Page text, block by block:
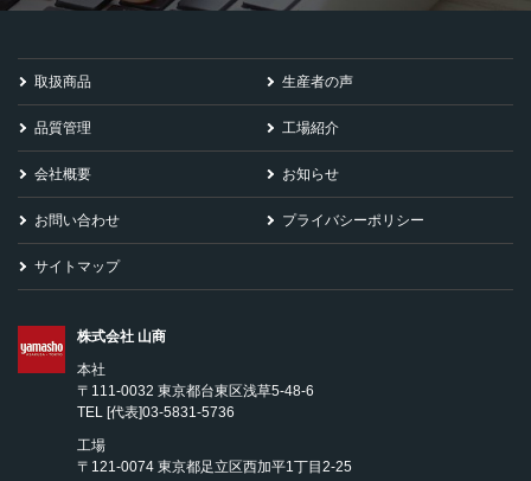
取扱商品 生産者の声
品質管理 工場紹介
会社概要 お知らせ
お問い合わせ プライバシーポリシー
サイトマップ
株式会社 山商
本社
〒111-0032 東京都台東区浅草5-48-6
TEL [代表]03-5831-5736
工場
〒121-0074 東京都足立区西加平1丁目2-25